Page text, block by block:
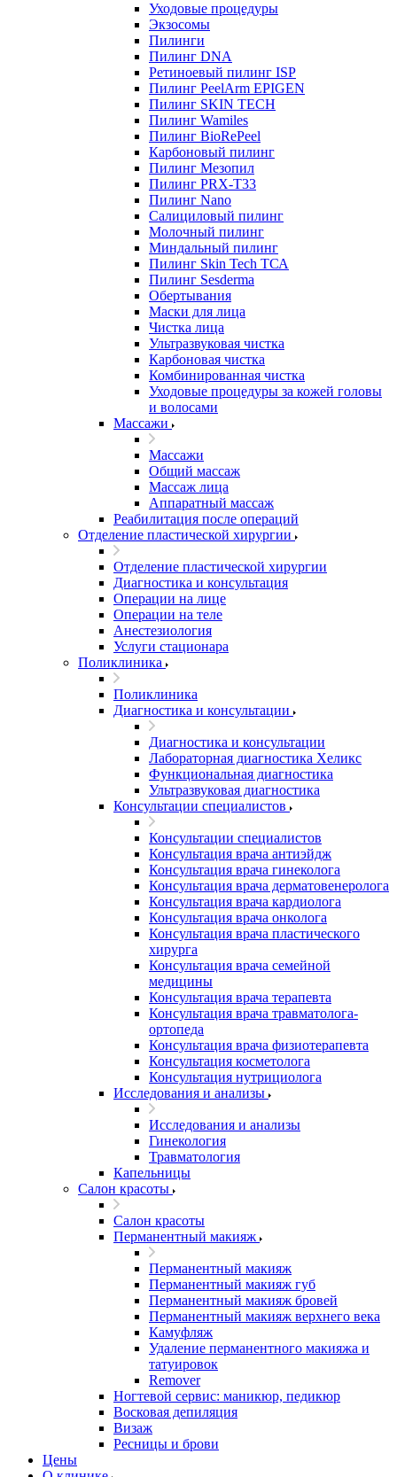
Уходовые процедуры
Экзосомы
Пилинги
Пилинг DNA
Ретиноевый пилинг ISP
Пилинг PeelArm EPIGEN
Пилинг SKIN TECH
Пилинг Wamiles
Пилинг BioRePeel
Карбоновый пилинг
Пилинг Мезопил
Пилинг PRX-T33
Пилинг Nano
Салициловый пилинг
Молочный пилинг
Миндальный пилинг
Пилинг Skin Tech ТСА
Пилинг Sesderma
Обертывания
Маски для лица
Чистка лица
Ультразвуковая чистка
Карбоновая чистка
Комбинированная чистка
Уходовые процедуры за кожей головы
и волосами
Массажи
Массажи
Общий массаж
Массаж лица
Аппаратный массаж
Реабилитация после операций
Отделение пластической хирургии
Отделение пластической хирургии
Диагностика и консультация
Операции на лице
Операции на теле
Анестезиология
Услуги стационара
Поликлиника
Поликлиника
Диагностика и консультации
Диагностика и консультации
Лабораторная диагностика Хеликс
Функциональная диагностика
Ультразвуковая диагностика
Консультации специалистов
Консультации специалистов
Консультация врача антиэйдж
Консультация врача гинеколога
Консультация врача дерматовенеролога
Консультация врача кардиолога
Консультация врача онколога
Консультация врача пластического
хирурга
Консультация врача семейной
медицины
Консультация врача терапевта
Консультация врача травматолога-
ортопеда
Консультация врача физиотерапевта
Консультация косметолога
Консультация нутрициолога
Исследования и анализы
Исследования и анализы
Гинекология
Травматология
Капельницы
Салон красоты
Салон красоты
Перманентный макияж
Перманентный макияж
Перманентный макияж губ
Перманентный макияж бровей
Перманентный макияж верхнего века
Камуфляж
Удаление перманентного макияжа и
татуировок
Remover
Ногтевой сервис: маникюр, педикюр
Восковая депиляция
Визаж
Ресницы и брови
Цены